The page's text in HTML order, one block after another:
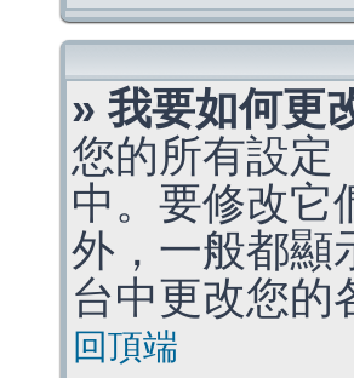
» 我要如何更
您的所有設定
中。要修改它
外，一般都顯
台中更改您的
回頂端